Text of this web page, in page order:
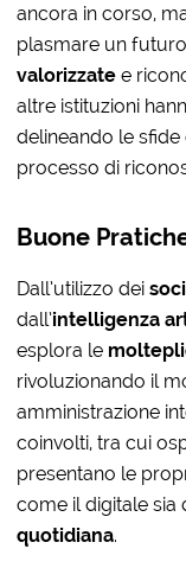
ancora in corso,
plasmare un
valorizzate e
altre istituzioni
delineando le
processo di
Buone
Dall’utilizzo dei
dall’intelligenza
esplora le
rivoluzionando il
amministrazione
coinvolti, tra cui
presentano le
come il digitale sia
quotidiana.